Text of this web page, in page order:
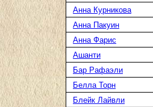
Анна Курникова
Анна Пакуин
Анна Фарис
Ашанти
Бар Рафаэли
Белла Торн
Блейк Лайвли